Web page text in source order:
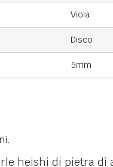
Viola
Disco
5mm
heishi di pietra di